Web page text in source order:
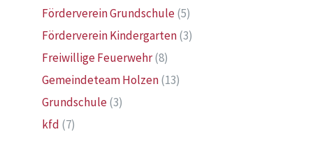
Förderverein Grundschule(5)
Förderverein Kindergarten(3)
Freiwillige Feuerwehr(8)
Gemeindeteam Holzen(13)
Grundschule(3)
kfd (7)